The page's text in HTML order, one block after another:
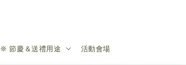
❊ 節慶＆送禮用途 活動會場